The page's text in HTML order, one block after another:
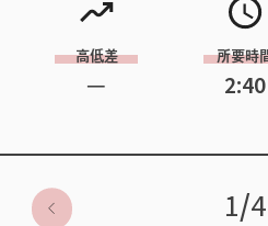
高低差
─
所要時
2:40
1/4